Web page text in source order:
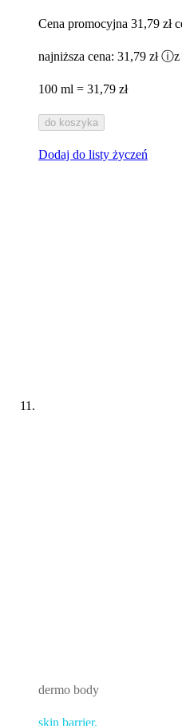
Cena promocyjna 31,79 zł
najniższa cena: 31,79 zł ⓘz
100 ml = 31,79 zł
do koszyka
Dodaj do listy życzeń
dermo body
skin barrier.